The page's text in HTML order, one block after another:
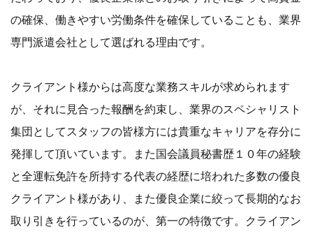
の確保、働きやすい労働条件を確保していることも、業界
専門派遣会社として選ばれる理由です。
クライアント様からは高度な業務スキルが求められます
が、それに見合った報酬を約束し、業界のスペシャリスト
集団としてスタッフの皆様方には貴重なキャリアを存分に
発揮して頂いています。また国会議員秘書歴１０年の経験
と全運転免許を所持する代表の経歴に培われた多数の優良
クライアント様があり、また優良企業に絞って長期的なお
取り引きを行っているのが、第一の特徴です。クライアン